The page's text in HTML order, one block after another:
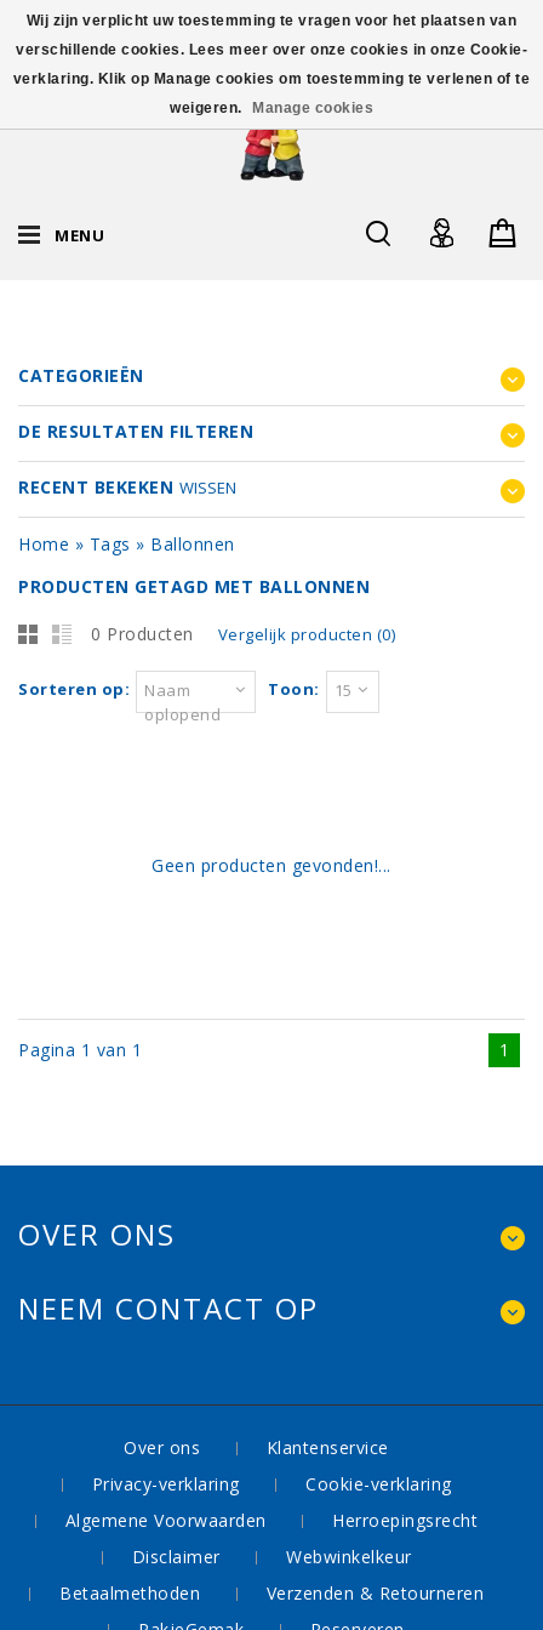
MENU
CATEGORIEËN
DE RESULTATEN FILTEREN
RECENT BEKEKEN WISSEN
Home » Tags » Ballonnen
PRODUCTEN GETAGD MET BALLONNEN
0 Producten Vergelijk producten (0)
Sorteren op:
Naam
oplopend
Toon: 15
Geen producten gevonden!...
Pagina 1 van 1 1
OVER ONS
NEEM CONTACT OP
Over ons
Klantenservice
Privacy-verklaring
Cookie-verklaring
Algemene Voorwaarden
Herroepingsrecht
Disclaimer
Webwinkelkeur
Betaalmethoden
Verzenden & Retourneren
Wij zijn verplicht uw toestemming te vragen voor het plaatsen van
verschillende cookies. Lees meer over onze cookies in onze Cookie-
verklaring. Klik op Manage cookies om toestemming te verlenen of te
weigeren.
Manage cookies